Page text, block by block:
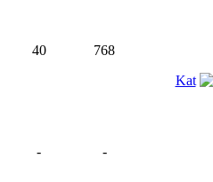
40 768
Kat
- -